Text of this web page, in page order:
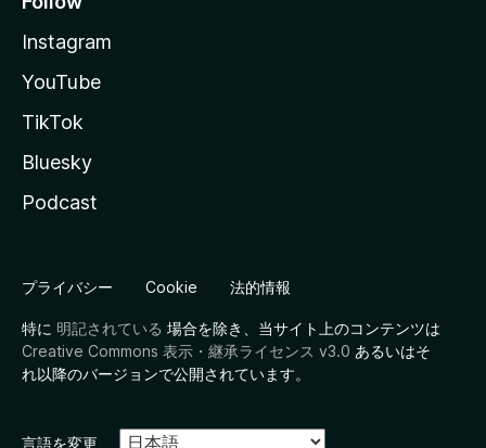
Instagram
YouTube
TikTok
Bluesky
Podcast
プライバシー Cookie 法的情報
特に 明記されている 場合を除き、当サイト上のコンテンツは
Creative Commons 表示・継承ライセンス v3.0 あるいはそ
れ以降のバージョンで公開されています。
言語を変更